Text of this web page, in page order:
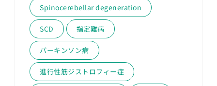
Spinocerebellar degeneration
SCD 指定難病
パーキンソン病
進行性筋ジストロフィー症